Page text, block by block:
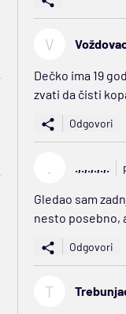
V
Dečko ima 19
zvati da čisti
Odgovori
. .,.,.,.,.,.
Gledao sam
nesto posebno,
Odgovori
T